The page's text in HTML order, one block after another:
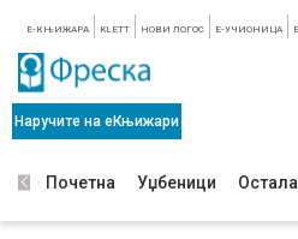
E-КЊИЖАРА KLETT НОВИ ЛОГОС E-УЧИОНИЦА
Наручите на еКњижари
Почетна Уџбеници